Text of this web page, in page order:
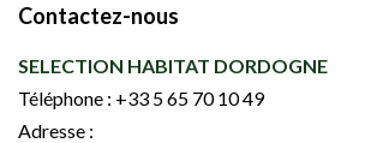
DÉPOSEZ VOTRE
NOUS REJOINDRE
Contactez-nous
SELECTION HABITAT DORDOGNE
Téléphone : +33 5 65 70 10 49
Adresse :